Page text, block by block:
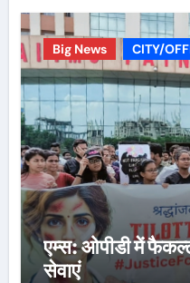
Big News CITY/
एम्स: ओपीडी में
सेवाएं